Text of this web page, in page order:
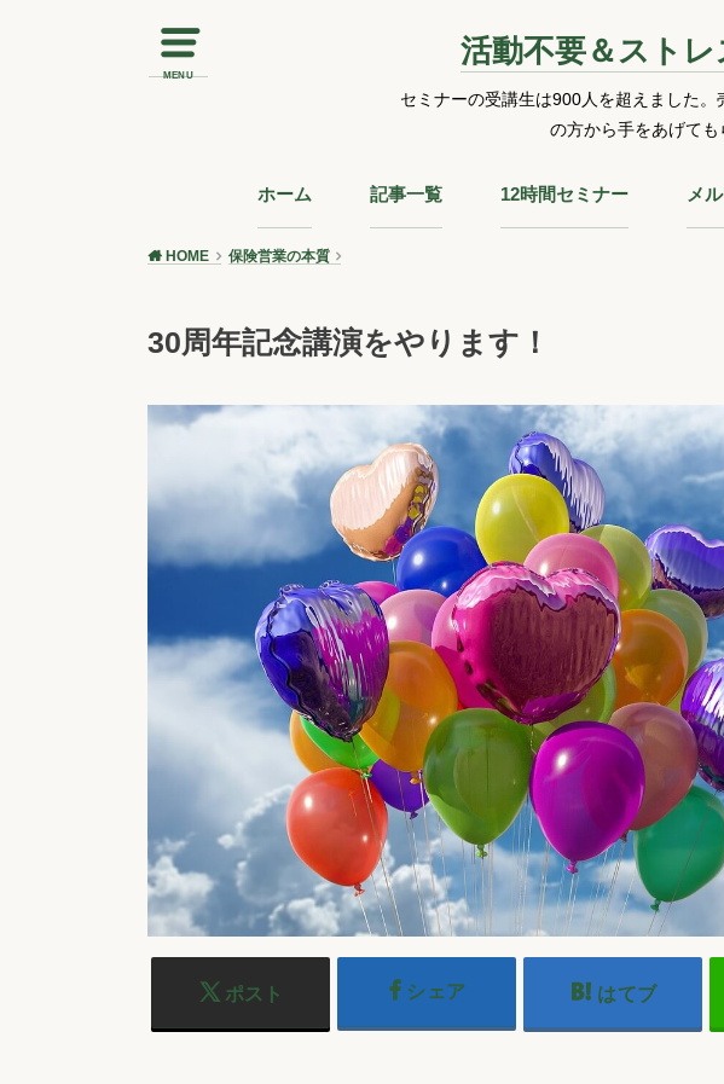
MENU
活動不要＆スト
セミナーの受講生は900人を超えました
の方から手をあげても
ホーム 記事一覧 12時間セミナー メ
HOME 保険営業の本質
30周年記念講演をやります！
ポスト シェア はてブ